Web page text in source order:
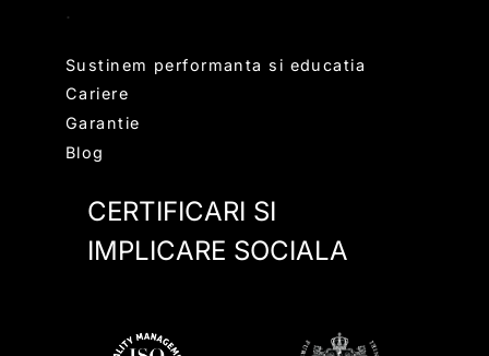
.
Sustinem performanta si educatia
Cariere
Garantie
Blog
CERTIFICARI SI
IMPLICARE SOCIALA